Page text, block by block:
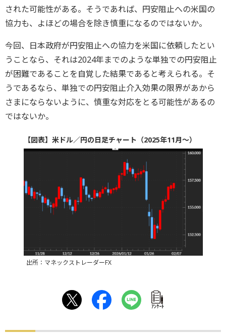
された可能性がある。そうであれば、円安阻止への米国の
協力も、よほどの場合を除き慎重になるのではないか。
今回、日本政府が円安阻止への協力を米国に依頼したとい
うことなら、それは2024年までのような単独での円安阻止
が困難であることを自覚した結果であると考えられる。そ
うであるなら、単独での円安阻止介入効果の限界があから
さまにならないように、慎重な対応をとる可能性があるの
ではないか。
【図表】米ドル／円の日足チャート（2025年11月～）
出所：マネックストレーダーFX
ｱﾝｹｰﾄ